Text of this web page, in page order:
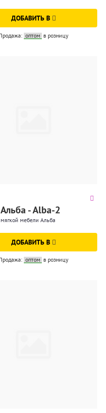
ДОБАВИТЬ В
оптом в розницу
- Alba-2
мебели Альба
ДОБАВИТЬ В
оптом в розницу